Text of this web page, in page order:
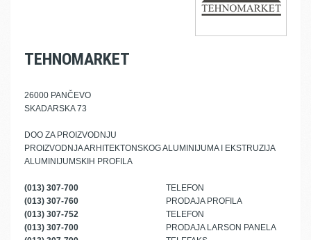
TEHNOMARKET
26000 PANČEVO
SKADARSKA 73
DOO ZA PROIZVODNJU
PROIZVODNJA ARHITEKTONSKOG ALUMINIJUMA I EKSTRUZIJA
ALUMINIJUMSKIH PROFILA
(013) 307-700
TELEFON
(013) 307-760
PRODAJA PROFILA
(013) 307-752
TELEFON
(013) 307-700
PRODAJA LARSON PANELA